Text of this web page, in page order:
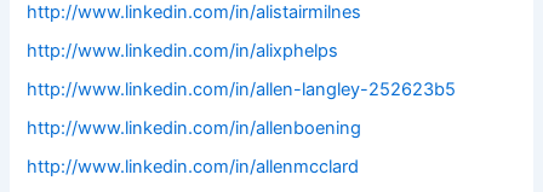
http://www.linkedin.com/in/alistairmilnes
http://www.linkedin.com/in/alixphelps
http://www.linkedin.com/in/allen-langley-252623b5
http://www.linkedin.com/in/allenboening
http://www.linkedin.com/in/allenmcclard